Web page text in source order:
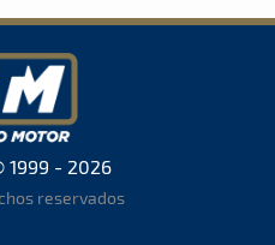
1999 - 2026
reservados